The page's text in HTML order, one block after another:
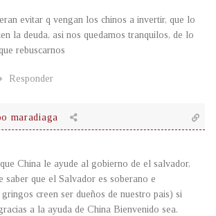
evitar q vengan los chinos a invertir, que lo
la deuda, asi nos quedamos tranquilos, de lo
rebuscarnos
Responder
maradiaga
China le ayude al gobierno de el salvador,
saber que el Salvador es soberano e
creen ser dueños de nuestro pais) si
a la ayuda de China Bienvenido sea.